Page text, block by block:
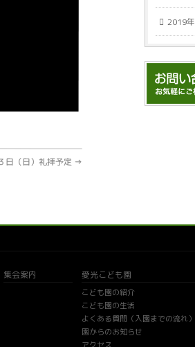
日（日）礼拝予定 →
2019年
集会案内 愛光こども園
こども園の紹介
こども園の生活
よくある質問（入園までの流れ）
園からのお知らせ
アクセス